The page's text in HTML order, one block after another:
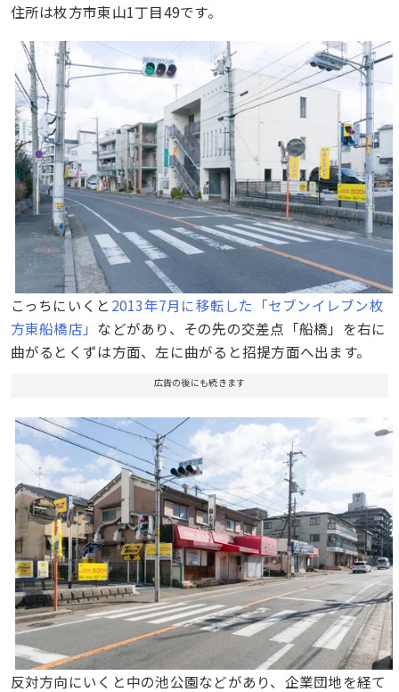
住所は枚方市東山1丁目49です。
こっちにいくと 2013年7月に移転した「セブンイレブン枚
方東船橋店」 などがあり、その先の交差点「船橋」を右に
曲がるとくずは方面、左に曲がると招提方面へ出ます。
広告の後にも続きます
反対方向にいくと中の池公園などがあり、企業団地を経て